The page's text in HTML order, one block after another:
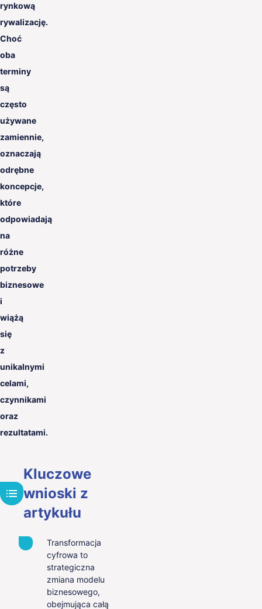
rynkową
rywalizację.
Choć
oba
terminy
są
często
używane
zamiennie,
oznaczają
odrębne
koncepcje,
które
odpowiadają
na
różne
potrzeby
biznesowe
i
wiążą
się
z
unikalnymi
celami,
czynnikami
oraz
rezultatami.
Kluczowe
wnioski z
artykułu
Transformacja
cyfrowa to
strategiczna
zmiana modelu
biznesowego,
obejmująca całą